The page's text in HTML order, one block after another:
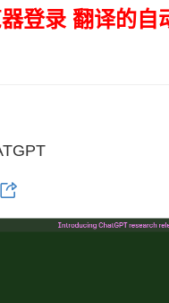
登录 翻译的自